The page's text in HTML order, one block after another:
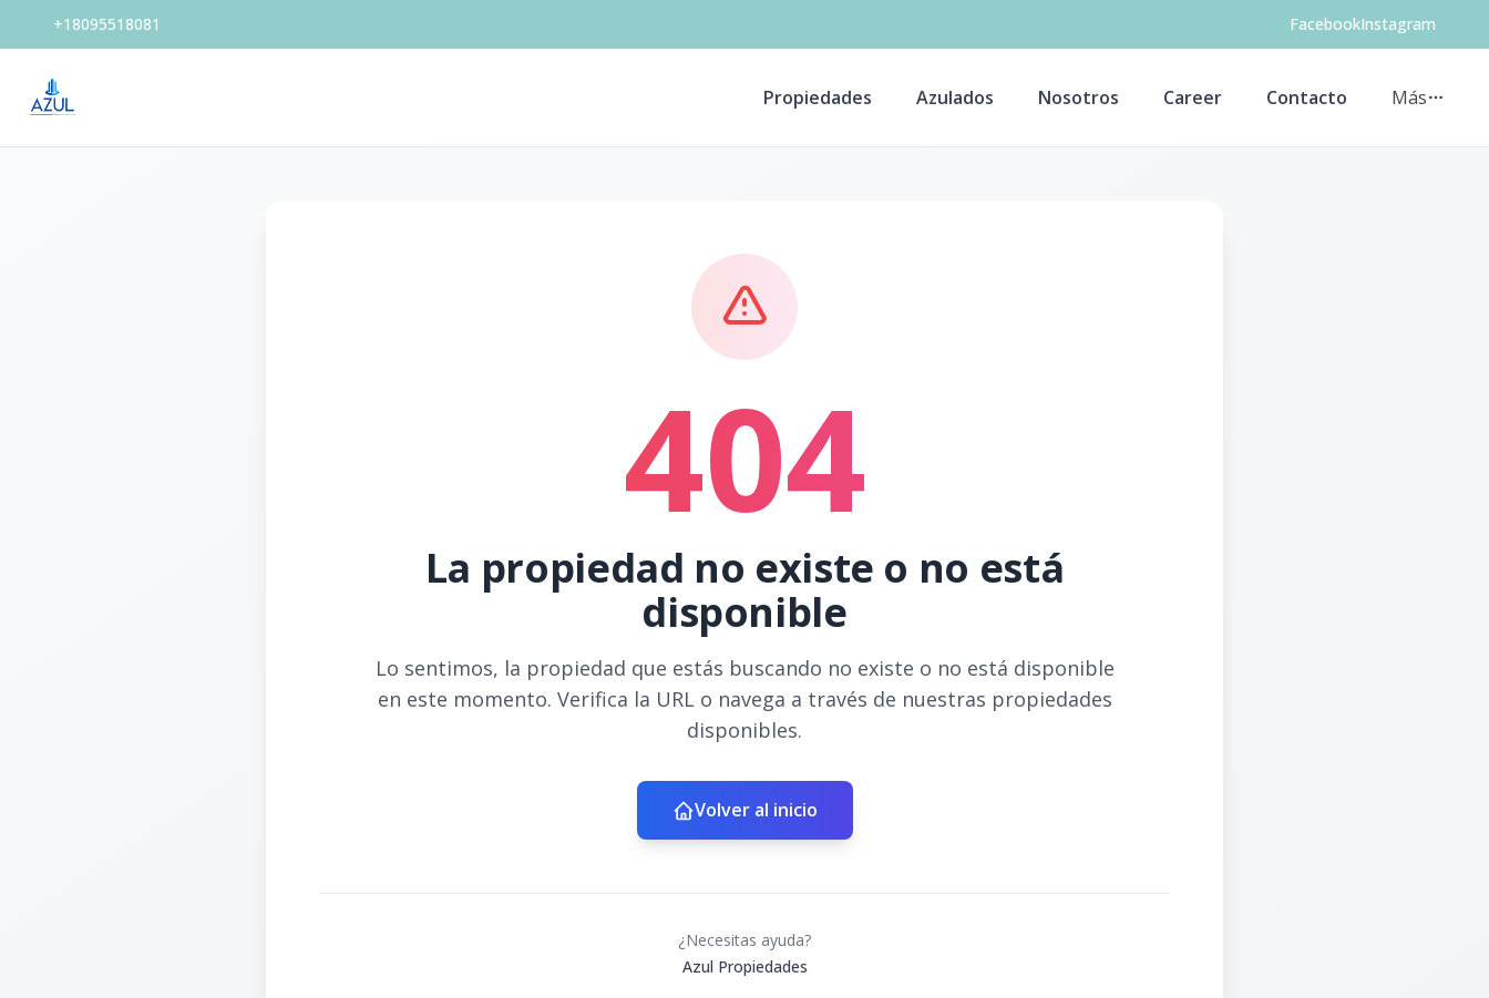
+18095518081 FacebookInstagram
Propiedades Azulados Nosotros Career Contacto Más
404
La propiedad no existe o no está
disponible
Lo sentimos, la propiedad que estás buscando no existe o no está disponible
en este momento. Verifica la URL o navega a través de nuestras propiedades
disponibles.
Volver al inicio
¿Necesitas ayuda?
Azul Propiedades